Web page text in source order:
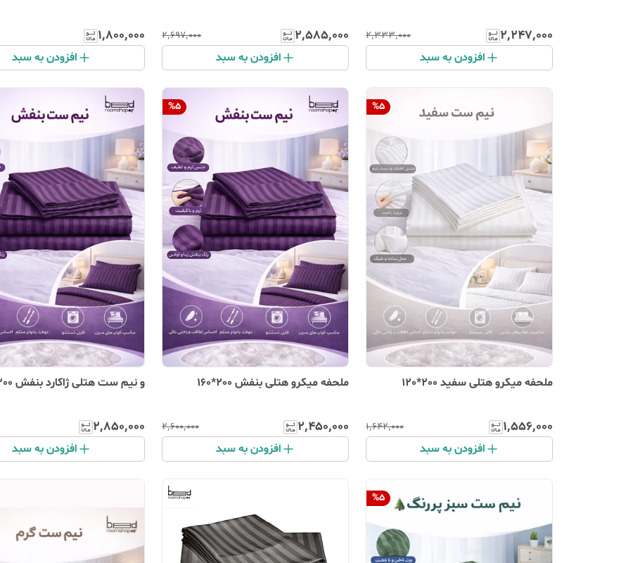
۲٬۲۴۷٬۰۰۰ ۲٬۳۳۳٬۰۰۰
افزودن به سبد
۲٬۵۸۵٬۰۰۰ ۲٬۶۹۷٬۰۰۰
افزودن به سبد
۱٬۸۰۰٬۰۰۰
افزودن به سبد
%5
ملحفه میکرو هتلی سفید 200*120
۱٬۵۵۶٬۰۰۰ ۱٬۶۴۲٬۰۰۰
افزودن به سبد
%5
ملحفه میکرو هتلی بنفش 200*160
۲٬۴۵۰٬۰۰۰ ۲٬۶۰۰٬۰۰۰
افزودن به سبد
و نیم ست هتلی ژاکارد بنفش 200*180
۲٬۸۵۰٬۰۰۰
افزودن به سبد
%5